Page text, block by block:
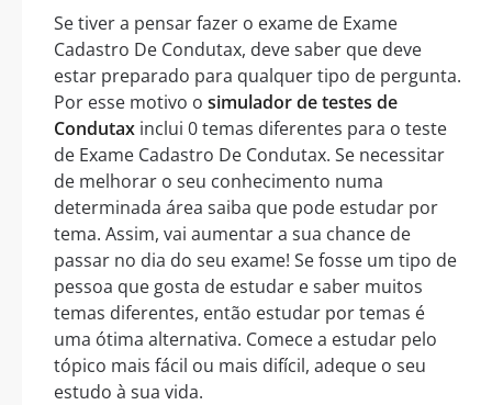
Se tiver a pensar fazer o exame de Exame
Cadastro De Condutax, deve saber que deve
estar preparado para qualquer tipo de pergunta.
Por esse motivo o simulador de testes de
Condutax inclui 0 temas diferentes para o teste
de Exame Cadastro De Condutax. Se necessitar
de melhorar o seu conhecimento numa
determinada área saiba que pode estudar por
tema. Assim, vai aumentar a sua chance de
passar no dia do seu exame! Se fosse um tipo de
pessoa que gosta de estudar e saber muitos
temas diferentes, então estudar por temas é
uma ótima alternativa. Comece a estudar pelo
tópico mais fácil ou mais difícil, adeque o seu
estudo à sua vida.